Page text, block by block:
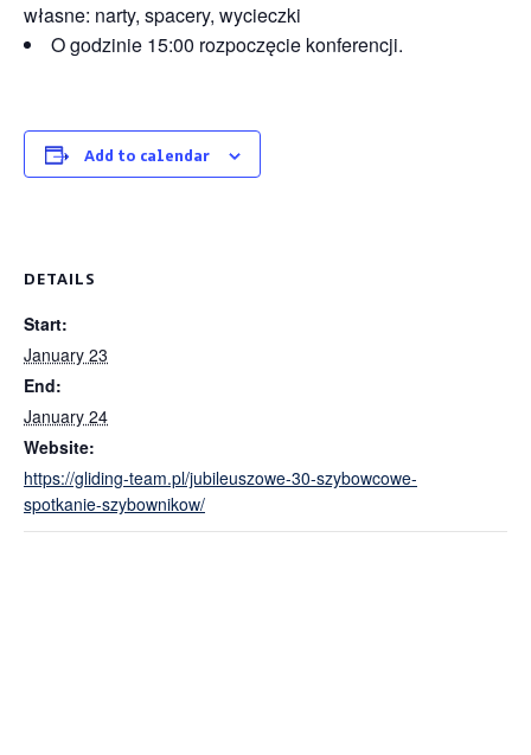
własne: narty, spacery, wycieczki
O godzinie 15:00 rozpoczęcie konferencji.
Add to calendar
DETAILS
Start:
January 23
End:
January 24
Website:
https://gliding-team.pl/jubileuszowe-30-szybowcowe-
spotkanie-szybownikow/